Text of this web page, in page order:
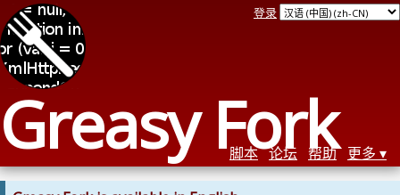
Greasy Fork
登录
脚本 论坛 帮助 更多